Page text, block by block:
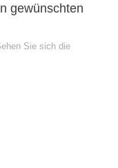
gewünschten
Sie sich die